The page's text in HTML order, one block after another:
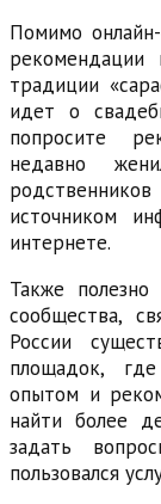
Помимо
рекомендации
традиции
идет о
попросите
недавно
источником
интернете.
Также
сообщества,
России
площадок,
опытом и
найти более
задать
пользовался